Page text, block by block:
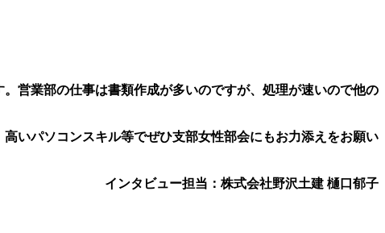
営業部の仕事は書類作成が多いのですが、処理が速いので他の
いパソコンスキル等でぜひ支部女性部会にもお力添えをお願い
インタビュー担当：株式会社野沢土建 樋口郁子